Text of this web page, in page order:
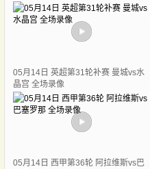
05月14日 英超第31轮补赛 曼城vs水
晶宫 全场录像
05月14日 西甲第36轮 阿拉维斯vs巴